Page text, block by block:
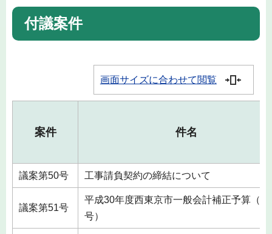
付議案件
画面サイズに合わせて閲覧
案件 件名
議案第50号 工事請負契約の締結について
議案第51号
平成30年度西東京市一般会計補正予算（第
号）